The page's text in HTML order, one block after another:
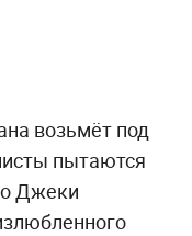
возьмёт под
пытаются
Джеки